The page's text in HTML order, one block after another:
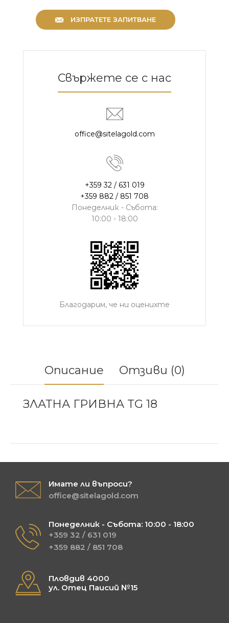
ИЗПРАТЕТЕ ЗАПИТВАНЕ
Свържете се с нас
office@sitelagold.com
+359 32 / 631 019
+359 882 / 851 708
Понеделник - Събота:
10:00 - 18:00
Благодарим, че ни оценихте
Описание Отзиви (0)
ЗЛАТНА ГРИВНА TG 18
Имате ли въпроси?
office@sitelagold.com
Понеделник - Събота: 10:00 - 18:00
+359 32 / 631 019
+359 882 / 851 708
Пловдив 4000
ул. Отец Паисий №15